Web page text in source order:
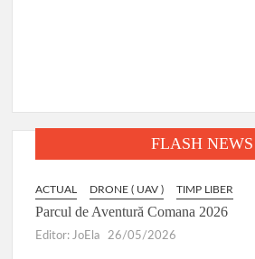
FLASH NEWS
DRONE ( UAV ) TIMP LIBER
de Aventură Comana 2026
JoEla 26/05/2026